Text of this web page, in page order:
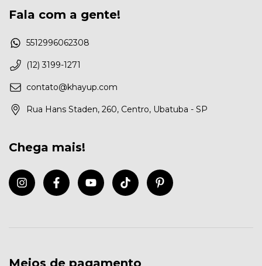
Fala com a gente!
5512996062308
(12) 3199-1271
contato@khayup.com
Rua Hans Staden, 260, Centro, Ubatuba - SP
Chega mais!